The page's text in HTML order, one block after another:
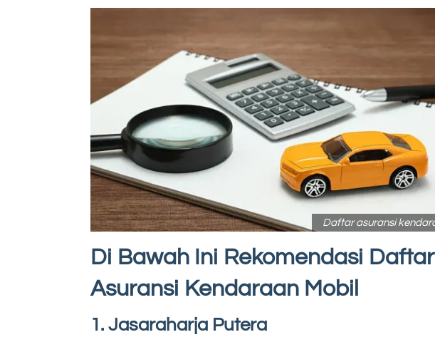
Daftar asuransi
Di Bawah Ini Rekomendasi Daftar
Asuransi Kendaraan Mobil
1. Jasaraharja Putera